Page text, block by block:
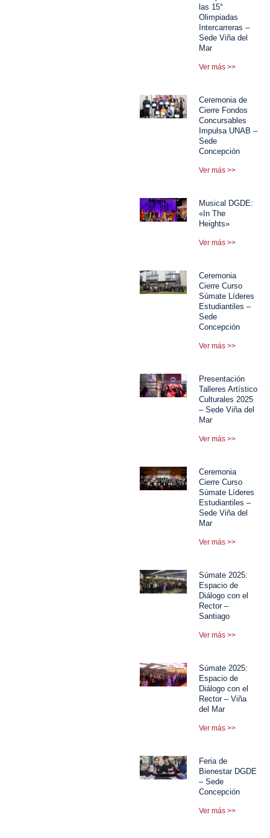
las 15°
Olimpiadas
Intercarreras –
Sede Viña del
Mar
Ver más >>
Ceremonia de
Cierre Fondos
Concursables
Impulsa UNAB –
Sede
Concepción
Ver más >>
Musical DGDE:
«In The
Heights»
Ver más >>
Ceremonia
Cierre Curso
Súmate Líderes
Estudiantiles –
Sede
Concepción
Ver más >>
Presentación
Talleres Artístico
Culturales 2025
– Sede Viña del
Mar
Ver más >>
Ceremonia
Cierre Curso
Súmate Líderes
Estudiantiles –
Sede Viña del
Mar
Ver más >>
Súmate 2025:
Espacio de
Diálogo con el
Rector –
Santiago
Ver más >>
Súmate 2025:
Espacio de
Diálogo con el
Rector – Viña
del Mar
Ver más >>
Feria de
Bienestar DGDE
– Sede
Concepción
Ver más >>